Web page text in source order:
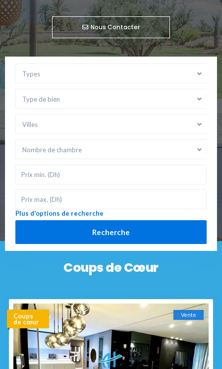
Nous Contacter
Types
Type de bien
Villes
Nombre de chambre
Plus d'options de recherche
Recherche
Coups de Cœur
Vente
Coups
de cœur